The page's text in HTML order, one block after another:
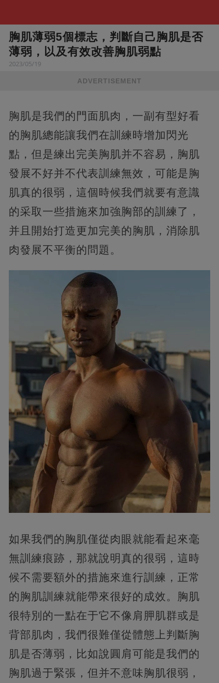
胸肌薄弱5個標志，判斷自己胸肌是否
薄弱，以及有效改善胸肌弱點
2023/05/19
ADVERTISEMENT
胸肌是我們的門面肌肉，一副有型好看
的胸肌總能讓我們在訓練時增加閃光
點，但是練出完美胸肌并不容易，胸肌
發展不好并不代表訓練無效，可能是胸
肌真的很弱，這個時候我們就要有意識
的采取一些措施來加強胸部的訓練了，
并且開始打造更加完美的胸肌，消除肌
肉發展不平衡的問題。
如果我們的胸肌僅從肉眼就能看起來毫
無訓練痕跡，那就說明真的很弱，這時
候不需要額外的措施來進行訓練，正常
的胸肌訓練就能帶來很好的成效。胸肌
很特別的一點在于它不像肩胛肌群或是
背部肌肉，我們很難僅從體態上判斷胸
肌是否薄弱，比如說圓肩可能是我們的
胸肌過于緊張，但并不意味胸肌很弱，